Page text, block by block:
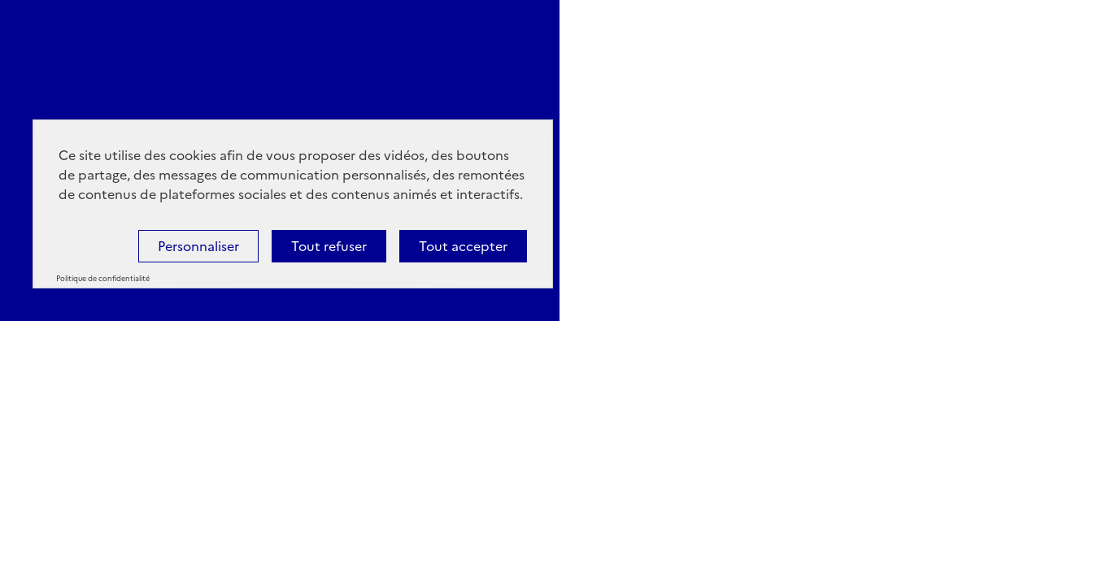
Ce site utilise des cookies afin de vous proposer des vidéos, des boutons
de partage, des messages de communication personnalisés, des remontées
de contenus de plateformes sociales et des contenus animés et interactifs.
Tout accepter
Tout refuser
Personnaliser
Politique de confidentialité